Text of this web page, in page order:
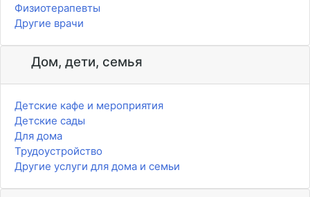
Физиотерапевты
Другие врачи
Дом, дети, семья
Детские кафе и мероприятия
Детские сады
Для дома
Трудоустройство
Другие услуги для дома и семьи